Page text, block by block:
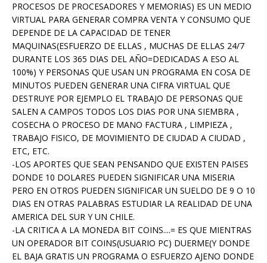
PROCESOS DE PROCESADORES Y MEMORIAS) ES UN MEDIO
VIRTUAL PARA GENERAR COMPRA VENTA Y CONSUMO QUE
DEPENDE DE LA CAPACIDAD DE TENER
MAQUINAS(ESFUERZO DE ELLAS , MUCHAS DE ELLAS 24/7
DURANTE LOS 365 DIAS DEL AÑO=DEDICADAS A ESO AL
100%) Y PERSONAS QUE USAN UN PROGRAMA EN COSA DE
MINUTOS PUEDEN GENERAR UNA CIFRA VIRTUAL QUE
DESTRUYE POR EJEMPLO EL TRABAJO DE PERSONAS QUE
SALEN A CAMPOS TODOS LOS DIAS POR UNA SIEMBRA ,
COSECHA O PROCESO DE MANO FACTURA , LIMPIEZA ,
TRABAJO FISICO, DE MOVIMIENTO DE CIUDAD A CIUDAD ,
ETC, ETC.
-LOS APORTES QUE SEAN PENSANDO QUE EXISTEN PAISES
DONDE 10 DOLARES PUEDEN SIGNIFICAR UNA MISERIA
PERO EN OTROS PUEDEN SIGNIFICAR UN SUELDO DE 9 O 10
DIAS EN OTRAS PALABRAS ESTUDIAR LA REALIDAD DE UNA
AMERICA DEL SUR Y UN CHILE.
-LA CRITICA A LA MONEDA BIT COINS....= ES QUE MIENTRAS
UN OPERADOR BIT COINS(USUARIO PC) DUERME(Y DONDE
EL BAJA GRATIS UN PROGRAMA O ESFUERZO AJENO DONDE